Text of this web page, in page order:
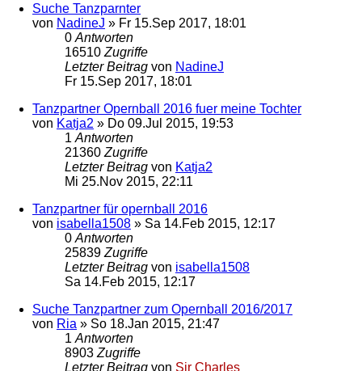
Suche Tanzparnter
von NadineJ » Fr 15.Sep 2017, 18:01
0 Antworten
16510 Zugriffe
Letzter Beitrag von NadineJ
Fr 15.Sep 2017, 18:01
Tanzpartner Opernball 2016 fuer meine Tochter
von Katja2 » Do 09.Jul 2015, 19:53
1 Antworten
21360 Zugriffe
Letzter Beitrag von Katja2
Mi 25.Nov 2015, 22:11
Tanzpartner für opernball 2016
von isabella1508 » Sa 14.Feb 2015, 12:17
0 Antworten
25839 Zugriffe
Letzter Beitrag von isabella1508
Sa 14.Feb 2015, 12:17
Suche Tanzpartner zum Opernball 2016/2017
von Ria » So 18.Jan 2015, 21:47
1 Antworten
8903 Zugriffe
Letzter Beitrag von Sir Charles